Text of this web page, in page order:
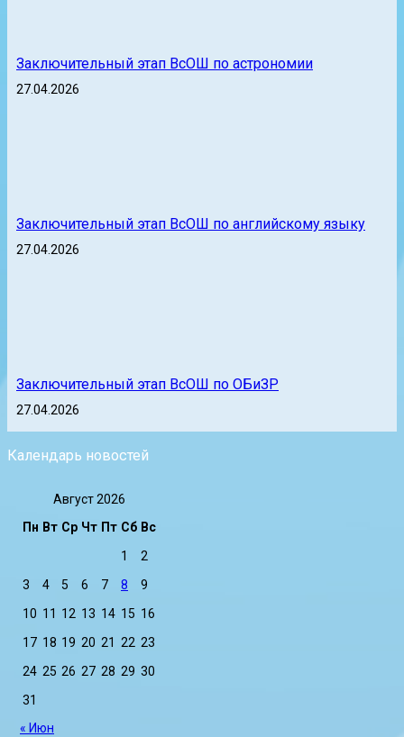
Заключительный этап ВсОШ по астрономии
27.04.2026
Заключительный этап ВсОШ по английскому языку
27.04.2026
Заключительный этап ВсОШ по ОБиЗР
27.04.2026
Календарь новостей
Август 2026
Пн Вт Ср Чт Пт Сб Вс
1
2
3
4 5 6 7 8
9
10 11 12 13 14 15 16
17 18 19 20 21 22 23
24 25 26 27 28 29 30
31
« Июн